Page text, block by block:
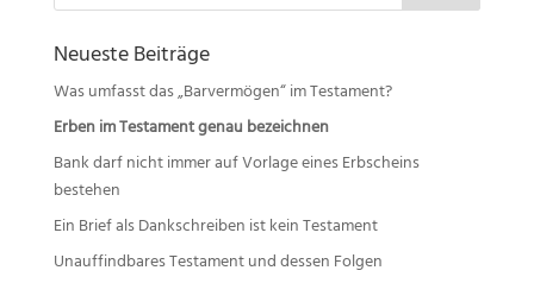
Neueste Beiträge
Was umfasst das „Barvermögen“ im Testament?
Erben im Testament genau bezeichnen
Bank darf nicht immer auf Vorlage eines Erbscheins
bestehen
Ein Brief als Dankschreiben ist kein Testament
Unauffindbares Testament und dessen Folgen